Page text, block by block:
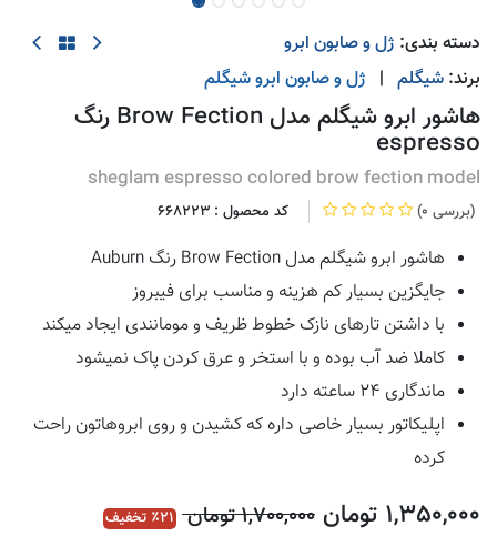
دسته بندی: ژل و صابون ابرو
برند: شیگلم | ژل و صابون ابروشیگلم
هاشور ابرو شیگلم مدل Brow Fection رنگ
espresso
sheglam espresso colored brow fection model
(0 بررسی) کد محصول : 668223
هاشور ابرو شیگلم مدل Brow Fection رنگ Auburn
جایگزین بسیار کم هزینه و مناسب برای فیبروز
با داشتن تارهای نازک خطوط ظریف و مومانندی ایجاد میکند
کاملا ضد آب بوده و با استخر و عرق کردن پاک نمیشود
ماندگاری 24 ساعته دارد
اپلیکاتور بسیار خاصی داره که کشیدن و روی ابروهاتون راحت
کرده
1,350,000 تومان 1,700,000تومان 21٪ تخفیف